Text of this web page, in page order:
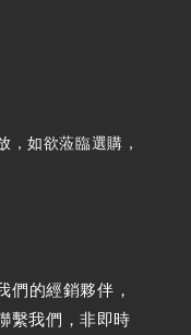
，如欲蒞臨選購，
們的經銷夥伴，
繫我們，非即時